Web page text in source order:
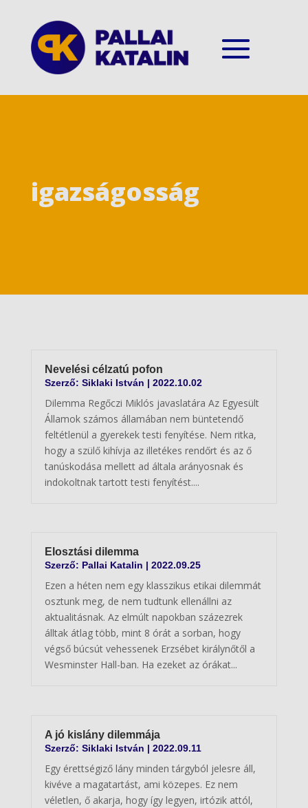
igazságosság
Nevelési célzatú pofon
Szerző: Siklaki István | 2022.10.02
Dilemma Regőczi Miklós javaslatára Az Egyesült
Államok számos államában nem büntetendő
feltétlenül a gyerekek testi fenyítése. Nem ritka,
hogy a szülő kihívja az illetékes rendőrt és az ő
tanúskodása mellett ad általa arányosnak és
indokoltnak tartott testi fenyítést....
Elosztási dilemma
Szerző: Pallai Katalin | 2022.09.25
Ezen a héten nem egy klasszikus etikai dilemmát
osztunk meg, de nem tudtunk ellenállni az
aktualitásnak. Az elmúlt napokban százezrek
álltak átlag több, mint 8 órát a sorban, hogy
végső búcsút vehessenek Erzsébet királynőtől a
Wesminster Hall-ban. Ha ezeket az órákat...
A jó kislány dilemmája
Szerző: Siklaki István | 2022.09.11
Egy érettségiző lány minden tárgyból jelesre áll,
kivéve a magatartást, ami közepes. Ez nem
véletlen, ő akarja, hogy így legyen, irtózik attól,